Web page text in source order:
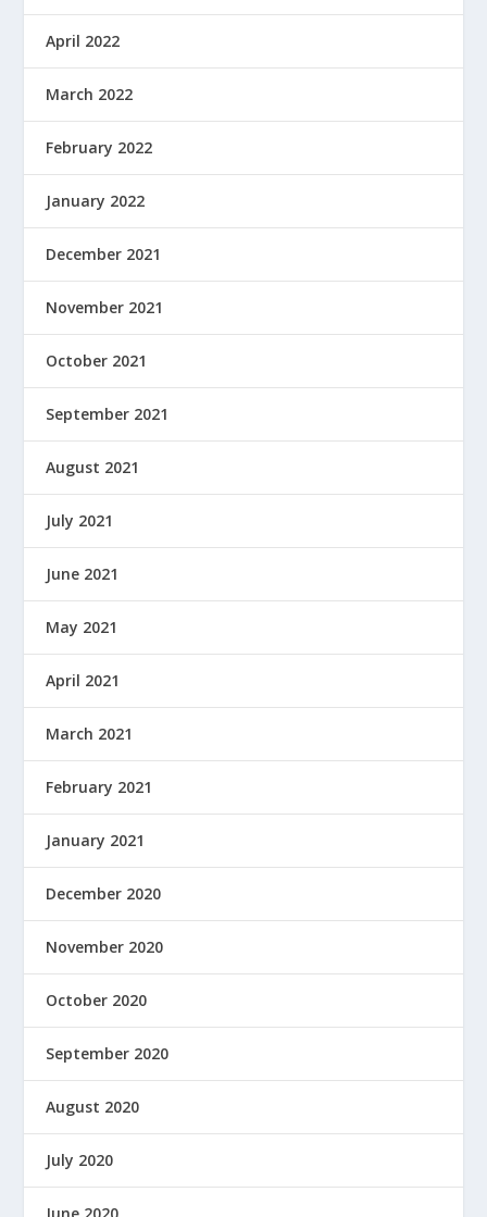
April 2022
March 2022
February 2022
January 2022
December 2021
November 2021
October 2021
September 2021
August 2021
July 2021
June 2021
May 2021
April 2021
March 2021
February 2021
January 2021
December 2020
November 2020
October 2020
September 2020
August 2020
July 2020
June 2020